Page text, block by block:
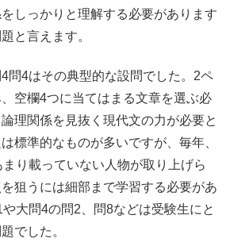
しっかりと理解する必要があります
と言えます。
問4はその典型的な設問でした。2ペ
空欄4つに当てはまる文章を選ぶ必
理関係を見抜く現代文の力が必要と
標準的なものが多いですが、毎年、
り載っていない人物が取り上げら
狙うには細部まで学習する必要があ
大問4の問2、問8などは受験生にと
でした。